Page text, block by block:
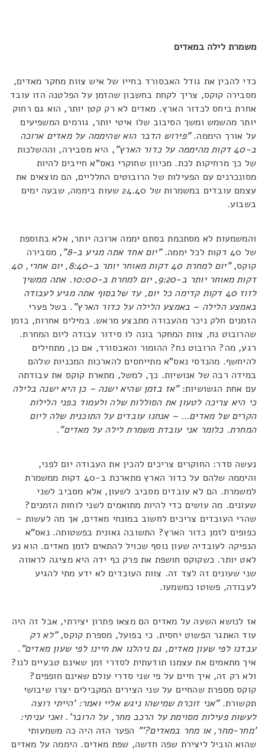
משמרת לילה במאדים
כדי להבין את גודל האבסורד בחייו של איש צוות מחקר מאדים,
מסבירה קוקס, צריך לקחת בחשבון שהזמן על הפלטנה הזו עובד
אחרת ביחס לכדור הארץ. מאדים לא רק קטן יותר, הוא גם רחוק
יותר מהשמש ומשך הסיבוב שלו איטי יותר, גורמים המשפיעים
על אורך היממה."פירוש הדבר הוא שהיממה על מאדים ארוכה
ב-40 דקות מהיממה על כדור הארץ"
, היא מסבירה, וההשלכות
של כך מרחיקות לכת. מכיוון שחוקרי נאס"א חייבים להיות
מסונכרנים עם הפעילות של הרובוטים החלליים, הם מוצאים את
עצמם עובדים במשמרות של 24.40 שעות ביממה, שבעה ימים
בשבוע.
והמשמעות לא מסתכמת בסתם יממה ארוכה יותר, אלא בתוספת
של 40 דקות לכל יממה.
"יום אחד אתה מגיע ב-8"
, מסבירה
קוקס,
"יום למחרת 40 דקות מאוחר יותר ב-8:40, יום אחרי, 40
דקות מאוחר יותר ב-9:20, יום למחרת ב-10:00. אתה ממשיך
לזוז 40 דקות קדימה כל יום, עד שלבסוף אתה מגיע לעבודה
באמצע הלילה – באמצע הלילה על כדור הארץ".בשל פערי
הזמנים חלק ניכר מהעבודה מתבצע מראש. במילים אחרות, בזמן
שהרובוט נח, צוות המחקר בונה לו סידור עבודה ליום המחרת.
רגע, מה? הרובוט נח? ההומור והאבסורד, אם כן, מתחילים
להיחשף. מהנדסי נאס"א מתייחסים להארכות המכניות שלהם
במידה רבה של אנושיות. כך, למשל, מתארת קוקס את עבודתה
עם אחת הגשושיות:"אז בזמן שהיא ישנה – כן היא ישנה בלילה
כי היא צריכה לטעון את הסוללות שלה ולעמוד בפני הלילות
הקרים של מאדים… – אנחנו עובדים על התוכנית שלה ליום
המחרת. כלומר אני עובדת משמרת לילה על מאדים".
נעשה סדר: החוקרים צריכים להכין את העבודה יום לפני,
והיממה שלהם על כדור הארץ מתארכת ב-40 דקות ממשמרת
למשמרת. הם לא עובדים מסביב לשעון, אלא מסביב לשני
שעונים. מה עושים כדי להיות מתואמים לשני לוחות הזמנים?
שהרי העובדים צריכים לחשוב במונחי מאדים, אך מה לעשות –
כפופים לזמן כדור הארץ? התשובה גאונית בפשטותה. נאס"א
הנפיקה לעובדיה שעון נוסף שכויל להתאים לזמן מאדים. הוא נע
לאט יותר. כשקוקס חושפת את פרק כף ידה היא מציגה לראווה
שני שעונים זה לצד זה. צוות העובדים לא ידע מתי להגיע
לעבודה, פשוטו כמשמעו.
אז לנושא השעה על מאדים הם מצאו פתרון יצירתי, אבל זה היה
עוד האתגר הפשוט יחסית. כי בפועל, מספרת קוקס,"לא רק
עבדנו לפי שעון מאדים, גם ניהלנו את חיינו לפי שעון מאדים".
איך מתאמים את עצמנו תודעתית לסדרי זמן שאינם טבעיים לנו?
ולא רק זה, איך חיים על פי שני סדרי עולם שאינם חופפים?
קוקס מספרת שהחיים על שני הצירים המקבילים יצרו שיבושי
תקשורת."אני זוכרת שמישהו ניגש אליי ואמר: 'הייתי רוצה
לעשות פעילות מסוימת על הרכב מחר, על הרובר'. ואני עניתי:
'מחר-מחר, או מחר במאדים?'" הפער הזה היה כה משמעותי
שהוא הוביל ליצירת שפה חדשה, שפת מאדים. היממה על מאדים